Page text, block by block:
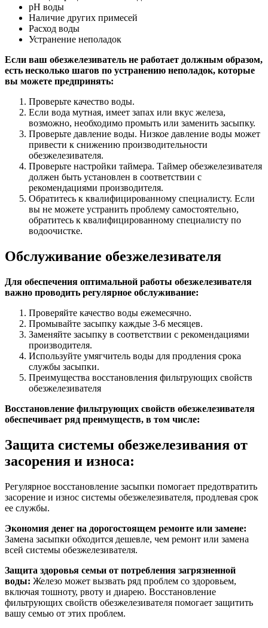
pH воды
Наличие других примесей
Расход воды
Устранение неполадок
Если ваш обезжелезиватель не работает должным образом,
есть несколько шагов по устранению неполадок, которые
вы можете предпринять:
Проверьте качество воды.
Если вода мутная, имеет запах или вкус железа,
возможно, необходимо промыть или заменить засыпку.
Проверьте давление воды. Низкое давление воды может
привести к снижению производительности
обезжелезивателя.
Проверьте настройки таймера. Таймер обезжелезивателя
должен быть установлен в соответствии с
рекомендациями производителя.
Обратитесь к квалифицированному специалисту. Если
вы не можете устранить проблему самостоятельно,
обратитесь к квалифицированному специалисту по
водоочистке.
Обслуживание обезжелезивателя
Для обеспечения оптимальной работы обезжелезивателя
важно проводить регулярное обслуживание:
Проверяйте качество воды ежемесячно.
Промывайте засыпку каждые 3-6 месяцев.
Заменяйте засыпку в соответствии с рекомендациями
производителя.
Используйте умягчитель воды для продления срока
службы засыпки.
Преимущества восстановления фильтрующих свойств
обезжелезивателя
Восстановление фильтрующих свойств обезжелезивателя
обеспечивает ряд преимуществ, в том числе:
Защита системы обезжелезивания от
засорения и износа:
Регулярное восстановление засыпки помогает предотвратить
засорение и износ системы обезжелезивателя, продлевая срок
ее службы.
Экономия денег на дорогостоящем ремонте или замене:
Замена засыпки обходится дешевле, чем ремонт или замена
всей системы обезжелезивателя.
Защита здоровья семьи от потребления загрязненной
воды: Железо может вызвать ряд проблем со здоровьем,
включая тошноту, рвоту и диарею. Восстановление
фильтрующих свойств обезжелезивателя помогает защитить
вашу семью от этих проблем.